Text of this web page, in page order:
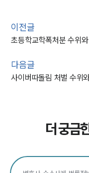
이전글
초등학교학폭처분 수위
다음글
사이버따돌림 처벌 수위
더 궁금